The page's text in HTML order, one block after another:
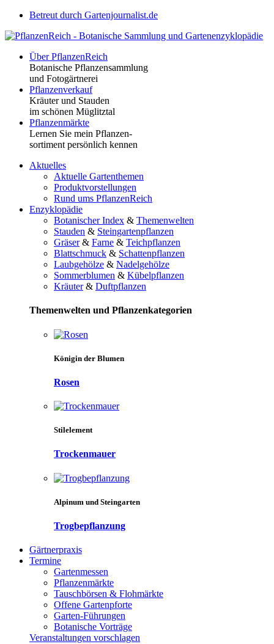
Betreut durch Gartenjournalist.de
Über PflanzenReich
Botanische Pflanzensammlung
und Fotogärtnerei
Pflanzenverkauf
Kräuter und Stauden
im schönen Müglitztal
Pflanzenmärkte
Lernen Sie mein Pflanzen-
sortiment persönlich kennen
Aktuelles
Aktuelle Gartenthemen
Produktvorstellungen
Rund ums PflanzenReich
Enzyklopädie
Botanischer Index & Themenwelten
Stauden & Steingartenpflanzen
Gräser& Farne & Teichpflanzen
Blattschmuck & Schattenpflanzen
Laubgehölze & Nadelgehölze
Sommerblumen & Kübelpflanzen
Kräuter& Duftpflanzen
Themenwelten und Pflanzenkategorien
Königin der Blumen
Rosen
Stilelement
Trockenmauer
Alpinum und Steingarten
Trogbepflanzung
Gärtnerpraxis
Termine
Gartenmessen
Pflanzenmärkte
Tauschbörsen & Flohmärkte
Offene Gartenpforte
Garten-Führungen
Botanische Vorträge
Veranstaltungen vorschlagen